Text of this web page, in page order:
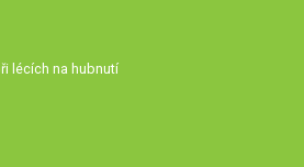
lécích na hubnutí